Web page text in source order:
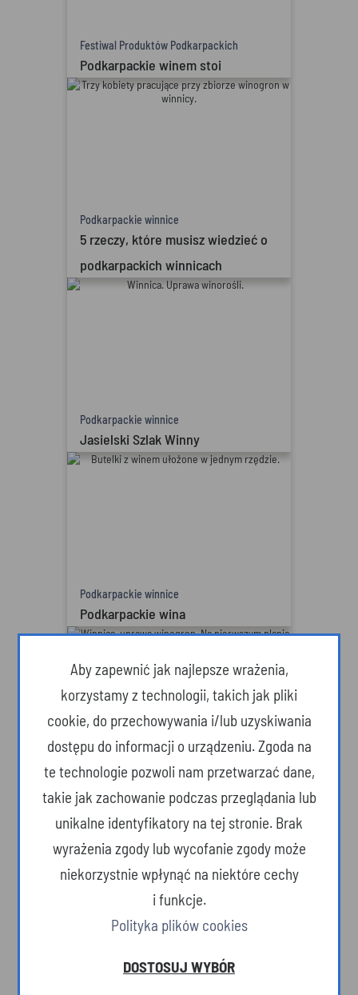
Festiwal Produktów Podkarpackich
Podkarpackie winem stoi
Podkarpackie winnice
5 rzeczy, które musisz wiedzieć o
podkarpackich winnicach
Podkarpackie winnice
Jasielski Szlak Winny
Podkarpackie winnice
Podkarpackie wina
Podkarpackie winnice
Karpacki Szlak Wina
Podkarpackie słynące winnicami i
Aby zapewnić jak najlepsze wrażenia,
korzystamy z technologii, takich jak pliki
cookie, do przechowywania i/lub uzyskiwania
dostępu do informacji o urządzeniu. Zgoda na
te technologie pozwoli nam przetwarzać dane,
takie jak zachowanie podczas przeglądania lub
unikalne identyfikatory na tej stronie. Brak
wyrażenia zgody lub wycofanie zgody może
niekorzystnie wpłynąć na niektóre cechy
i funkcje.
Polityka plików cookies
DOSTOSUJ WYBÓR